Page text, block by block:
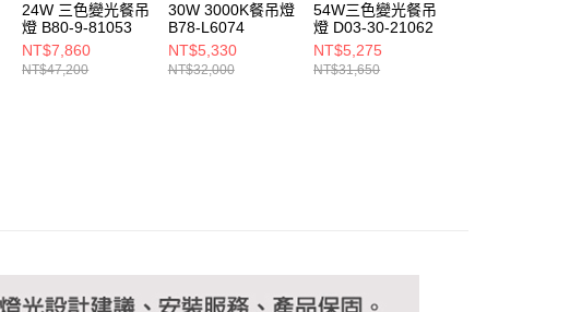
４．使用「AFTEE先享後付」時，將依據個別帳號之用戶狀況，依本公司
即時審查核予不同之上限額度；若仍有額度不足之情形，本公司將視審查
結果請求用戶進行身份認證。
５．嚴禁一人註冊多個帳號或使用他人資訊註冊。若發現惡意使用之情
24W 三色變光餐吊
燈 B80-9-81053
NT$7,860
NT$47,200
30W 3000K餐吊燈
B78-L6074
NT$5,330
NT$32,000
54W三色變光餐吊
燈 D03-30-21062
NT$5,275
NT$31,650